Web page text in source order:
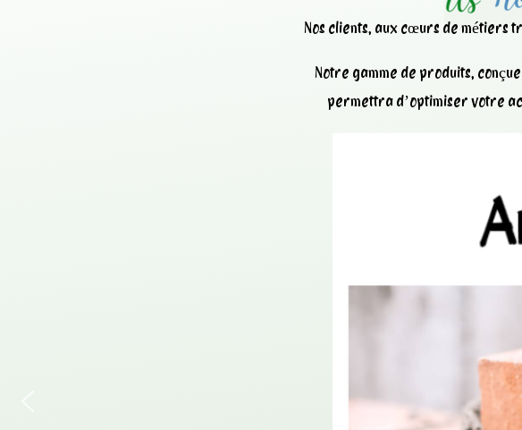
Nos clients, aux cœurs de métiers
Notre gamme de produits,
permettra d’optimiser votre